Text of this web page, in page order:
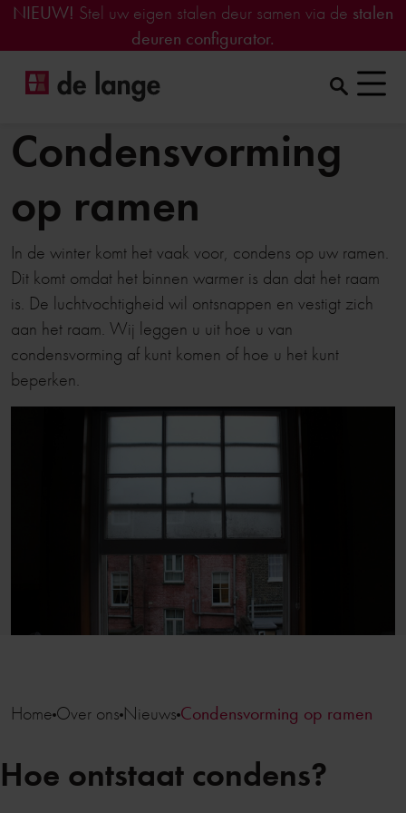
NIEUW! Stel uw eigen stalen deur samen via de stalen
deuren configurator.
Condensvorming
op ramen
In de winter komt het vaak voor, condens op uw ramen.
Dit komt omdat het binnen warmer is dan dat het raam
is. De luchtvochtigheid wil ontsnappen en vestigt zich
aan het raam. Wij leggen u uit hoe u van
condensvorming af kunt komen of hoe u het kunt
beperken.
Home Over ons Nieuws Condensvorming op ramen
Hoe ontstaat condens?